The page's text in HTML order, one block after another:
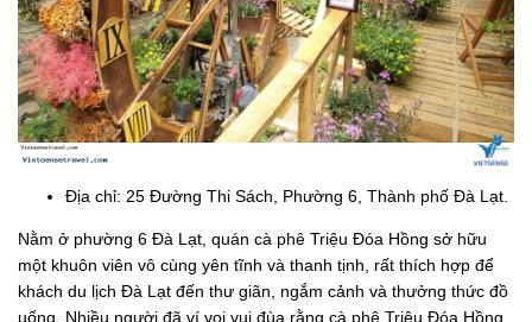
Địa chỉ: 25 Đường Thi Sách, Phường 6, Thành phố Đà Lạt.
Nằm ở phường 6 Đà Lạt, quán cà phê Triệu Đóa Hồng sở hữu
một khuôn viên vô cùng yên tĩnh và thanh tịnh, rất thích hợp để
khách du lịch Đà Lạt đến thư giãn, ngắm cảnh và thưởng thức đồ
uống. Nhiều người đã ví voi vui đùa rằng cà phê Triệu Đóa Hồng